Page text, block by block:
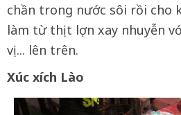
chần trong nước sôi rồi cho
làm từ thịt lợn xay nhuyễn
vị... lên trên.
Xúc xích Lào